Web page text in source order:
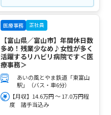
医療事務 正社員
【富山県／富山市】年間休日数
多め！残業少なめ♪女性が多く
活躍するリハビリ病院です＜医
療事務＞
あいの風とやま鉄道「東富山
駅」（バス・車6分）
【月収】14.6万円 ～ 17.0万円程
度 諸手当込み